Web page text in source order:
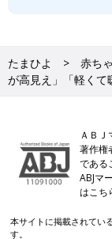
たまひよ 赤ち
が高見え」「軽くて
ＡＢＪ
著作権
である
ABJマ
はこ
本サイトに掲載されてい
す。